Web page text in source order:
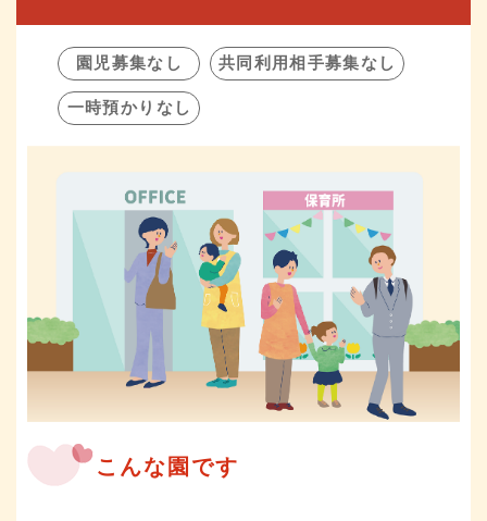
園児募集なし 共同利用相手募集なし
一時預かりなし
こんな園です